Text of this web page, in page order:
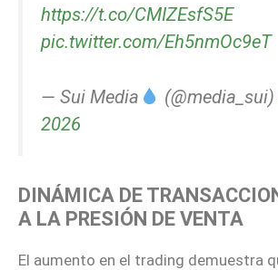
https://t.co/CMIZEsfS5E
pic.twitter.com/Eh5nmOc9eT
— Sui Media
2026
DINÁMICA DE
A LA PRESIÓN DE VENTA
El aumento en el trading demuestra